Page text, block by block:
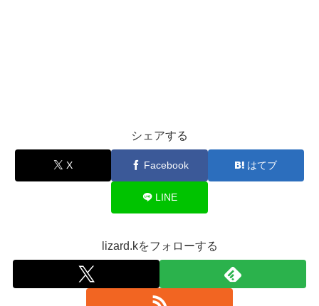
シェアする
X Facebook はてブ
LINE
lizard.kをフォローする